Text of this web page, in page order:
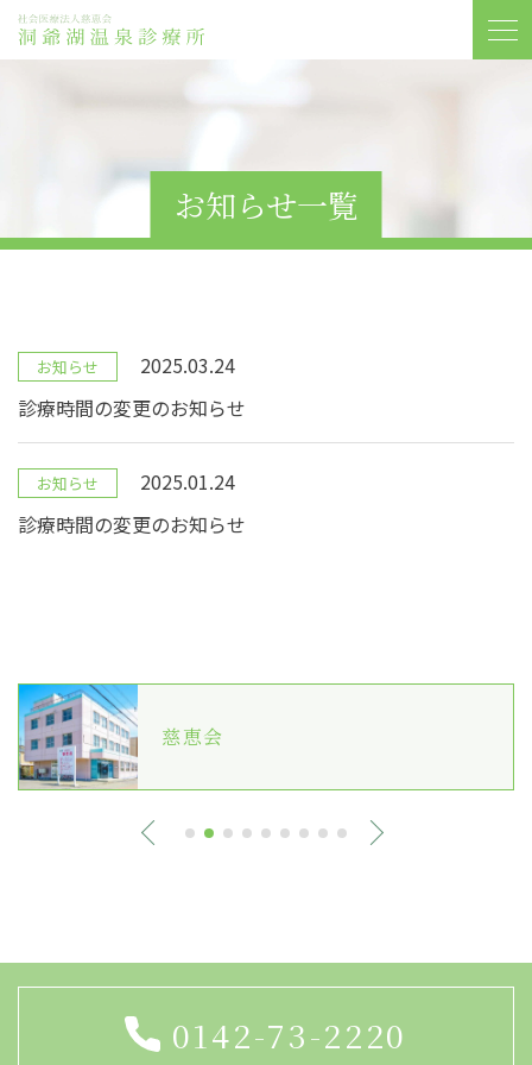
お知らせ一覧
お知らせ
2025.03.24
診療時間の変更のお知らせ
お知らせ
2025.01.24
診療時間の変更のお知らせ
慈恵会
0142-73-2220